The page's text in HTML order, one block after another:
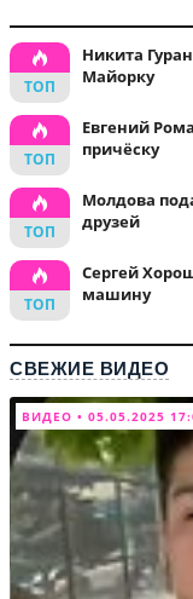
Никита
Майорку
Евгений
причёску
Молдова
друзей
Сергей
машину
СВЕЖИЕ ВИДЕО
ВИДЕО • 05.05.2025